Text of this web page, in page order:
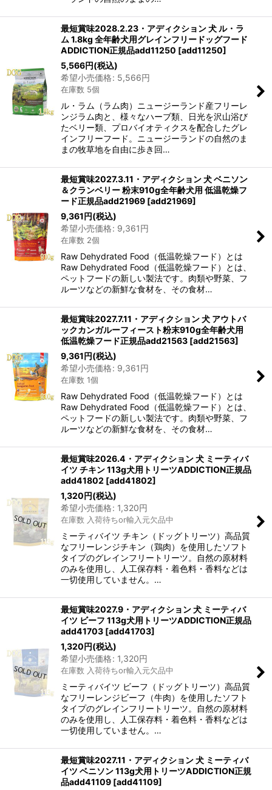
最短賞味2028.2.23・アディクション 犬 ル・ラ
ム 1.8kg 全年齢犬用グレインフリードッグフード
ADDICTION正規品add11250 [add11250]
5,566円(税込)
希望小売価格: 5,566円
在庫数 5個
ル・ラム（ラム肉）ニュージーランド産フリーレ
ンジラム肉と、様々なハーブ類、日光を沢山浴び
たベリー類、プロバイオティクスを配合したグレ
インフリーフード。ニュージーランドの自然のま
まの牧草地を自由に歩き回…
最短賞味2027.3.11・アディクション 犬 ベニソン
＆クランベリー 粉末910g全年齢犬用 低温乾燥フ
ード正規品add21969 [add21969]
9,361円(税込)
希望小売価格: 9,361円
在庫数 2個
Raw Dehydrated Food（低温乾燥フード）とは
Raw Dehydrated Food（低温乾燥フード）とは、
ペットフードの新しい製法です。肉類や野菜、フ
ルーツなどの新鮮な食材を、その食材…
最短賞味2027.7.11・アディクション 犬 アウトバ
ックカンガルーフィースト粉末910g全年齢犬用
低温乾燥フード正規品add21563 [add21563]
9,361円(税込)
希望小売価格: 9,361円
在庫数 1個
Raw Dehydrated Food（低温乾燥フード）とは
Raw Dehydrated Food（低温乾燥フード）とは、
ペットフードの新しい製法です。肉類や野菜、フ
ルーツなどの新鮮な食材を、その食材…
最短賞味2026.4・アディクション 犬 ミーティバ
イツ チキン 113g犬用トリーツADDICTION正規品
add41802 [add41802]
1,320円(税込)
希望小売価格: 1,320円
在庫数 入荷待ちor輸入元欠品中
ミーティバイツ チキン（ドッグトリーツ）高品質
なフリーレンジチキン（鶏肉）を使用したソフト
タイプのグレインフリートリーツ。自然の原材料
のみを使用し、人工保存料・着色料・香料などは
一切使用していません。…
最短賞味2027.9・アディクション 犬 ミーティバ
イツ ビーフ 113g犬用トリーツADDICTION正規品
add41703 [add41703]
1,320円(税込)
希望小売価格: 1,320円
在庫数 入荷待ちor輸入元欠品中
ミーティバイツ ビーフ（ドッグトリーツ）高品質
なフリーレンジビーフ（牛肉）を使用したソフト
タイプのグレインフリートリーツ。自然の原材料
のみを使用し、人工保存料・着色料・香料などは
一切使用していません。…
最短賞味2027.11・アディクション 犬 ミーティバ
イツ ベニソン 113g犬用トリーツADDICTION正規
品add41109 [add41109]